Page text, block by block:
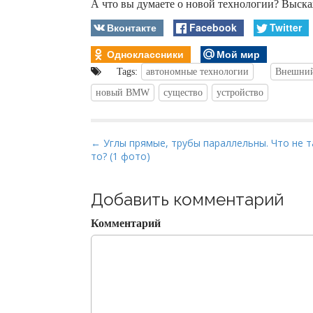
А что вы думаете о новой технологии?
Вконтакте Facebook
Twitter
Одноклассники
Мой мир
Tags: автономные технологии
новый BMW
существо устройство
P
o
t
n
a
← Углы прямые, трубы параллельны. Что не
то? (1 фото)
Добавить комментарий
Комментарий